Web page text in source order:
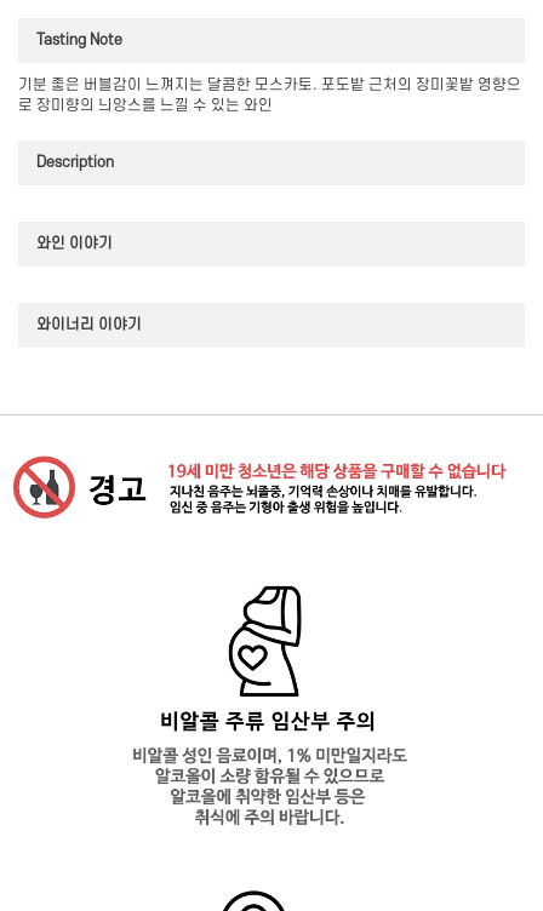
Tasting Note
기분 좋은 버블감이 느껴지는 달콤한 모스카토. 포도밭 근처의 장미꽃밭 영향으
로 장미향의 늬앙스를 느낄 수 있는 와인
Description
와인 이야기
와이너리 이야기